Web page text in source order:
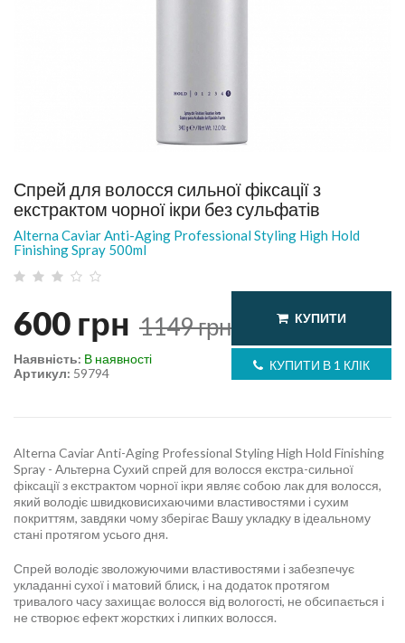
Спрей для волосся сильної фіксації з
екстрактом чорної ікри без сульфатів
Alterna Caviar Anti-Aging Professional Styling High Hold
Finishing Spray 500ml
600 грн 1149грн КУПИТИ
КУПИТИ В 1 КЛІК
Артикул: 59794
Наявність: В наявності
Alterna Caviar Anti-Aging Professional Styling High Hold Finishing
Spray - Альтерна Сухий спрей для волосся екстра-сильної
фіксації з екстрактом чорної ікри являє собою лак для волосся,
який володіє швидковисихаючими властивостями і сухим
покриттям, завдяки чому зберігає Вашу укладку в ідеальному
стані протягом усього дня.
Спрей володіє зволожуючими властивостями і забезпечує
укладанні сухої і матовий блиск, і на додаток протягом
тривалого часу захищає волосся від вологості, не обсипається і
не створює ефект жорстких і липких волосся.